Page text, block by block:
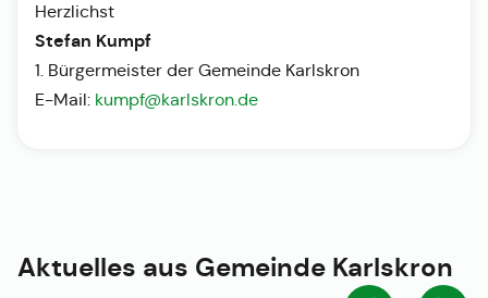
Herzlichst
Stefan Kumpf
1. Bürgermeister der Gemeinde Karlskron
E-Mail: kumpf@karlskron.de
Aktuelles aus Gemeinde Karlskron